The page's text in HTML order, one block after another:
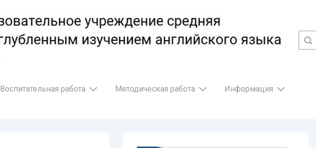
Воспитательная работа Методическая работа Информация